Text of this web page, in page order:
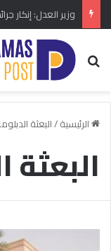
بحث عن
الرئيسية/البعثة
البعثة